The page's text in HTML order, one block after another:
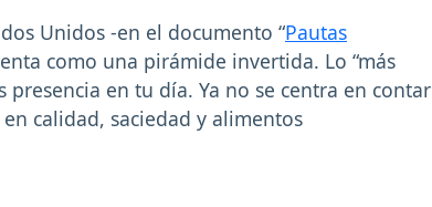
Unidos -en el documento “Pautas
como una pirámide invertida. Lo “más
en tu día. Ya no se centra en contar
calidad, saciedad y alimentos